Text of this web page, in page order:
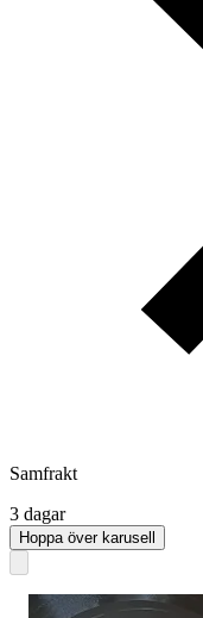
Samfrakt
3 dagar
Hoppa över karusell